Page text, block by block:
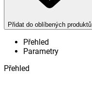
Přidat do oblíbených produktů
Přehled
Parametry
Přehled